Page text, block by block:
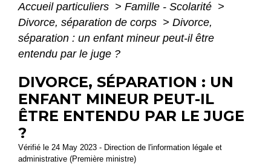
Accueil particuliers > Famille - Scolarité >
Divorce, séparation de corps > Divorce,
séparation : un enfant mineur peut-il être
entendu par le juge ?
DIVORCE, SÉPARATION : UN
ENFANT MINEUR PEUT-IL
ÊTRE ENTENDU PAR LE JUGE
?
Vérifié le 24 May 2023 - Direction de l'information légale et
administrative (Première ministre)